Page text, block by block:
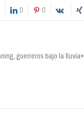
0 0
guerreros bajo la lluvia»